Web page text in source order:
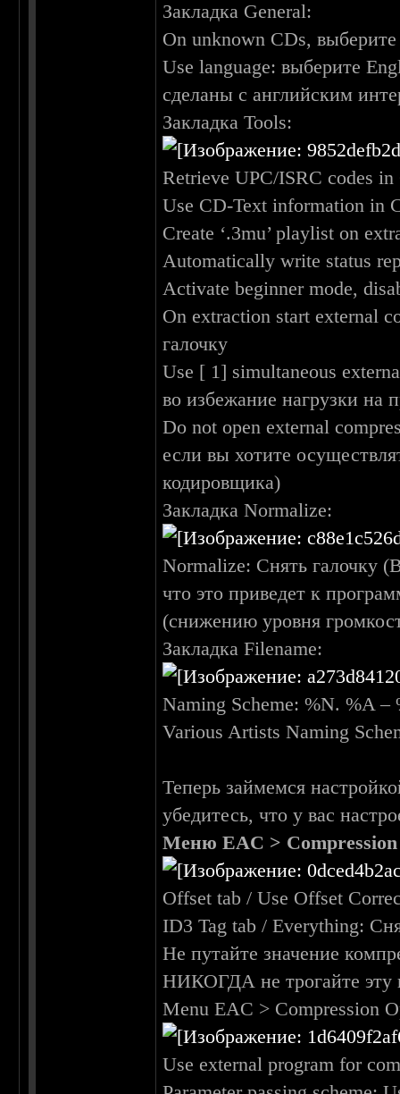
Закладка General:
On unknown CDs,
Use language: выберите
сделаны с английским
Закладка Tools:
Retrieve UPC/ISRC codes
Use CD-Text information in
Create ‘.3mu’ playlist on
Automatically write status
Activate beginner mode,
On extraction start external
галочку
Use [ 1] simultaneous
во избежание нагрузки на
Do not open external
если вы хотите
кодировщика)
Закладка Normalize:
Normalize: Снять галочку
что это приведет к
(снижению уровня
Закладка Filename:
Naming Scheme: %N. %A –
Various Artists Naming
Теперь займемся
убедитесь, что у вас
Mеню EAC >
Offset tab / Use Offset
ID3 Tag tab / Everything:
Не путайте значение
НИКОГДА не трогайте эту
Menu EAC > Compression
Use external program for